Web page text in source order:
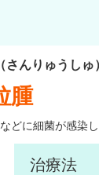
んりゅうしゅ
腫
どに細菌が感染
治療法